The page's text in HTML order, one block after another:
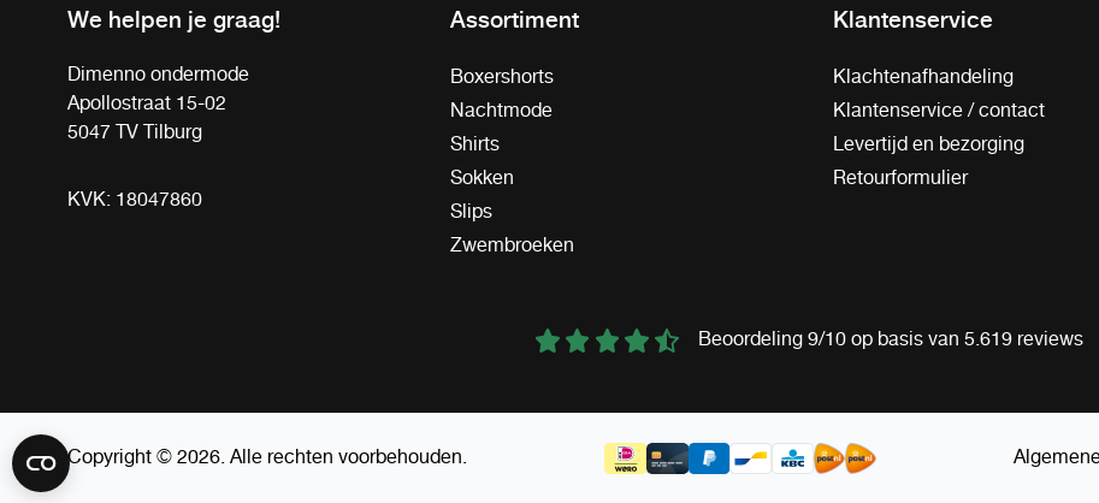
We helpen je graag!
Dimenno ondermode
Apollostraat 15-02
5047 TV Tilburg
KVK: 18047860
Assortiment
Boxershorts
Nachtmode
Shirts
Sokken
Slips
Zwembroeken
Klantenservice
Klachtenafhandeling
Klantenservice / contact
Levertijd en bezorging
Retourformulier
Beoordeling 9/10 op basis van 5.619 reviews
Copyright © 2026. Alle rechten voorbehouden.